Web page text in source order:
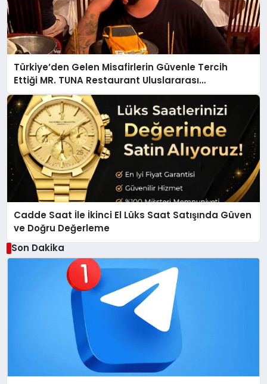
Türkiye’den Gelen Misafirlerin Güvenle Tercih
Ettiği MR. TUNA Restaurant Uluslararası
Başarısıyla Dikkat Çekiyor
Cadde Saat İle İkinci El Lüks Saat Satışında Güven
ve Doğru Değerleme
Son Dakika